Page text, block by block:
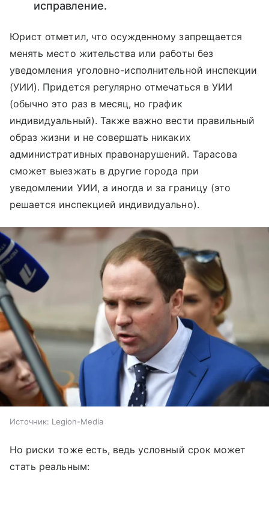
исправление.
Юрист отметил, что осужденному запрещается
менять место жительства или работы без
уведомления уголовно-исполнительной инспекции
(УИИ). Придется регулярно отмечаться в УИИ
(обычно это раз в месяц, но график
индивидуальный). Также важно вести правильный
образ жизни и не совершать никаких
административных правонарушений. Тарасова
сможет выезжать в другие города при
уведомлении УИИ, а иногда и за границу (это
решается инспекцией индивидуально).
Источник: Legion-Media
Но риски тоже есть, ведь условный срок может
стать реальным: